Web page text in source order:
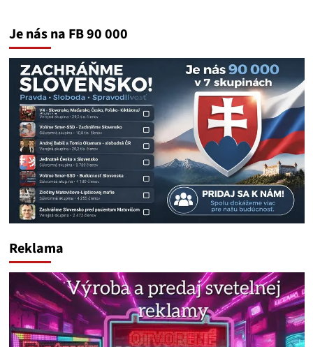
Je nás na FB 90 000
Reklama